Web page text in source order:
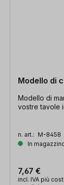
Modello di
Modello di
vostre tavole
n. art.: M-8458
In
7,67 €
incl. IVA più